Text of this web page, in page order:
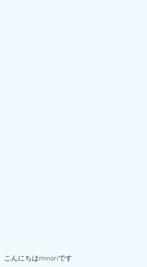
こんにちはminoriです